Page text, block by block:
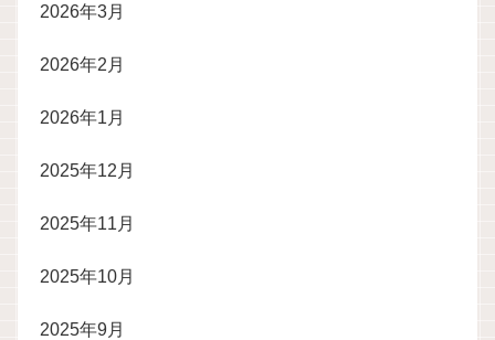
2026年3月
2026年2月
2026年1月
2025年12月
2025年11月
2025年10月
2025年9月